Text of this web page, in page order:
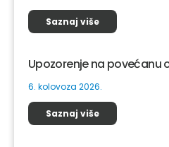
Saznaj više
Upozorenje na povećanu
6. kolovoza 2026.
Saznaj više